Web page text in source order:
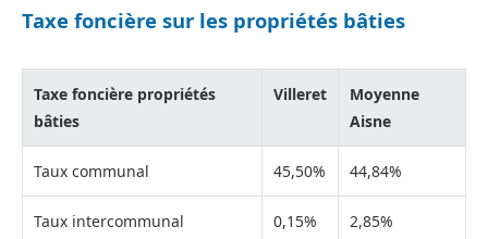
Taxe foncière sur les propriétés bâties
Taxe foncière propriétés
bâties
Villeret
Moyenne
Aisne
Taux communal 45,50% 44,84%
Taux intercommunal 0,15% 2,85%